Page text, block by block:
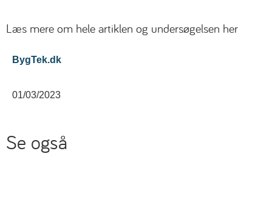
Læs mere om hele artiklen og undersøgelsen her
BygTek.dk
01/03/2023
Se også